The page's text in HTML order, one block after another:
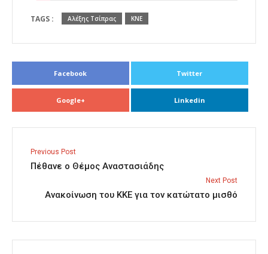
TAGS : Αλέξης Τσίπρας ΚΝΕ
Facebook Twitter
Google+ Linkedin
Previous Post
Πέθανε ο Θέμος Αναστασιάδης
Next Post
Ανακοίνωση του ΚΚΕ για τον κατώτατο μισθό